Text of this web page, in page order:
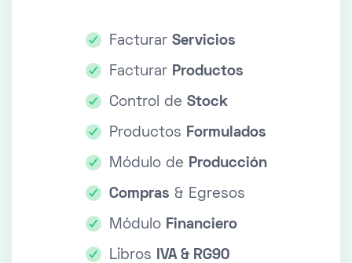
Facturar Servicios
Facturar Productos
Control de Stock
Productos Formulados
Módulo de Producción
Compras & Egresos
Módulo Financiero
Libros IVA & RG90